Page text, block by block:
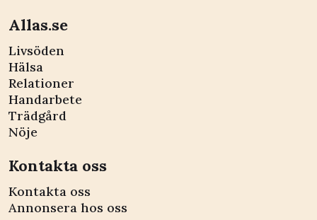
Allas.se
Livsöden
Hälsa
Relationer
Handarbete
Trädgård
Nöje
Kontakta oss
Kontakta oss
Annonsera hos oss